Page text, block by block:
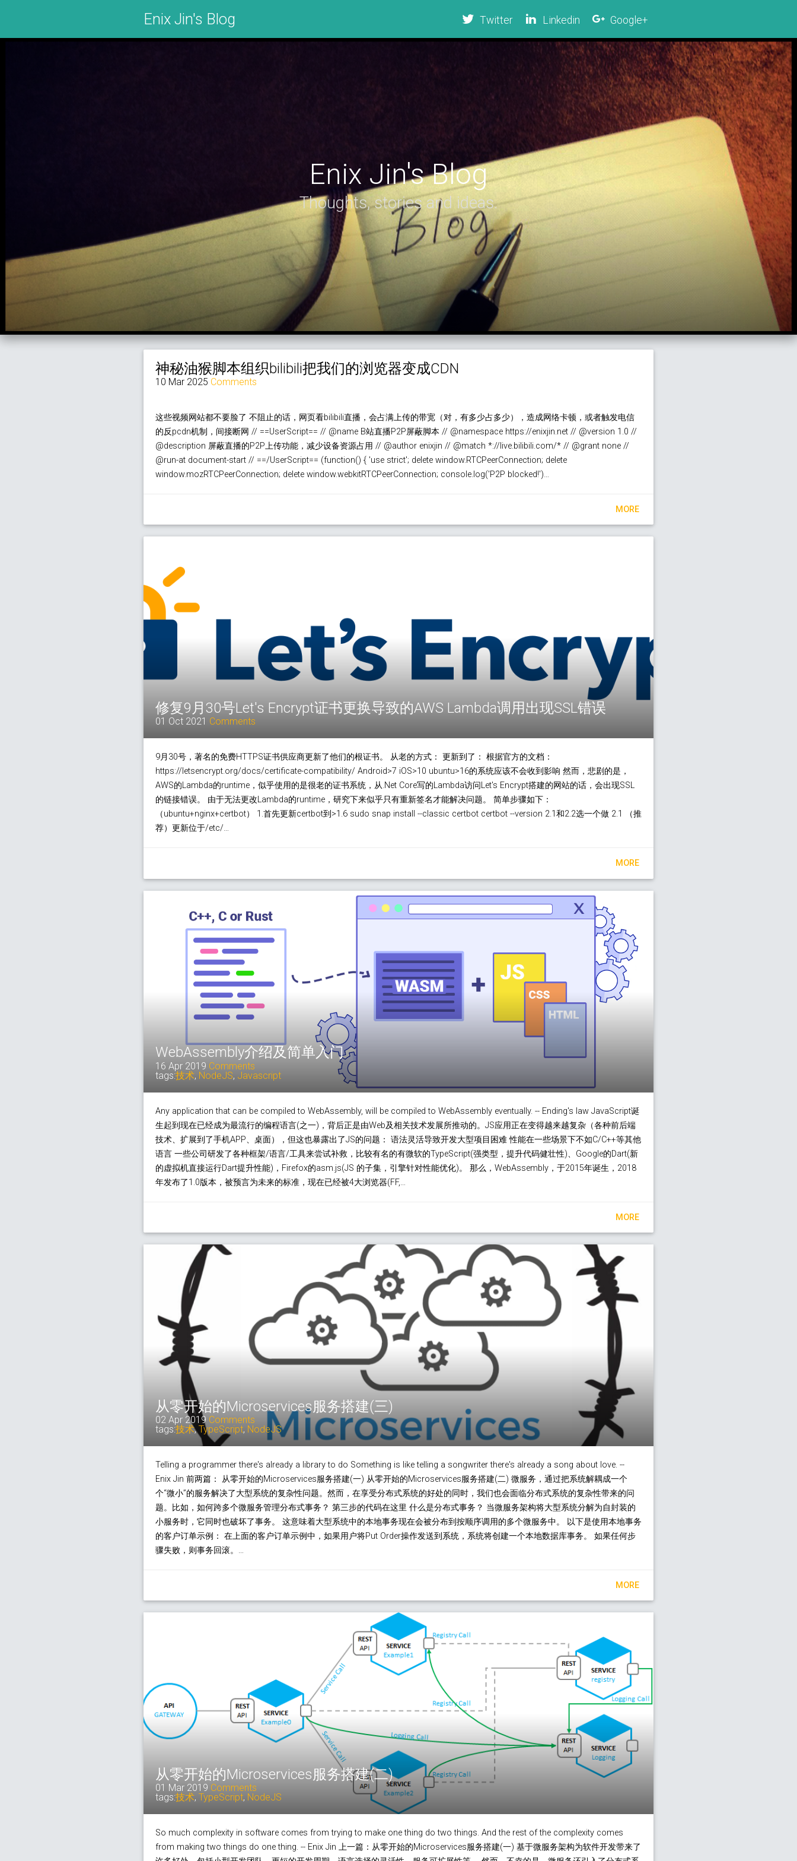
Enix Jin's Blog Twitter Linkedin Google+
Enix Jin's Blog
Thoughts, stories and ideas.
神秘油猴脚本组织bilibili把我们的浏览器变成CDN
10 Mar 2025 Comments
这些视频网站都不要脸了 不阻止的话，网页看bilibili直播，会占满上传的带宽（对，有多少占多少），造成网络卡顿，或者触发电信
的反pcdn机制，间接断网 // ==UserScript== // @name B站直播P2P屏蔽脚本 // @namespace https://enixjin.net // @version 1.0 //
@description 屏蔽直播的P2P上传功能，减少设备资源占用 // @author enixjin // @match *://live.bilibili.com/* // @grant none //
@run-at document-start // ==/UserScript== (function() { 'use strict'; delete window.RTCPeerConnection; delete
window.mozRTCPeerConnection; delete window.webkitRTCPeerConnection; console.log('P2P blocked!')…
MORE
修复9月30号Let's Encrypt证书更换导致的AWS Lambda调用出现SSL错误
01 Oct 2021 Comments
9月30号，著名的免费HTTPS证书供应商更新了他们的根证书。 从老的方式： 更新到了： 根据官方的文档：
https://letsencrypt.org/docs/certificate-compatibility/ Android>7 iOS>10 ubuntu>16的系统应该不会收到影响 然而，悲剧的是，
AWS的Lambda的runtime，似乎使用的是很老的证书系统，从.Net Core写的Lambda访问Let's Encrypt搭建的网站的话，会出现SSL
的链接错误。 由于无法更改Lambda的runtime，研究下来似乎只有重新签名才能解决问题。 简单步骤如下：
（ubuntu+nginx+certbot） 1.首先更新certbot到>1.6 sudo snap install --classic certbot certbot --version 2.1和2.2选一个做 2.1 （推
荐）更新位于/etc/…
MORE
WebAssembly介绍及简单入门
16 Apr 2019 Comments
tags:技术, NodeJS, Javascript
Any application that can be compiled to WebAssembly, will be compiled to WebAssembly eventually. -- Ending's law JavaScript诞
生起到现在已经成为最流行的编程语言(之一)，背后正是由Web及相关技术发展所推动的。JS应用正在变得越来越复杂（各种前后端
技术、扩展到了手机APP、桌面），但这也暴露出了JS的问题： 语法灵活导致开发大型项目困难 性能在一些场景下不如C/C++等其他
语言 一些公司研发了各种框架/语言/工具来尝试补救，比较有名的有微软的TypeScript(强类型，提升代码健壮性)、Google的Dart(新
的虚拟机直接运行Dart提升性能)，Firefox的asm.js(JS 的子集，引擎针对性能优化)。 那么，WebAssembly，于2015年诞生，2018
年发布了1.0版本，被预言为未来的标准，现在已经被4大浏览器(FF,…
MORE
从零开始的Microservices服务搭建(三)
02 Apr 2019 Comments
tags:技术,TypeScript, NodeJS
Telling a programmer there's already a library to do Something is like telling a songwriter there's already a song about love. --
Enix Jin 前两篇： 从零开始的Microservices服务搭建(一) 从零开始的Microservices服务搭建(二) 微服务，通过把系统解耦成一个
个“微小”的服务解决了大型系统的复杂性问题。然而，在享受分布式系统的好处的同时，我们也会面临分布式系统的复杂性带来的问
题。比如，如何跨多个微服务管理分布式事务？ 第三步的代码在这里 什么是分布式事务？ 当微服务架构将大型系统分解为自封装的
小服务时，它同时也破坏了事务。 这意味着大型系统中的本地事务现在会被分布到按顺序调用的多个微服务中。 以下是使用本地事务
的客户订单示例： 在上面的客户订单示例中，如果用户将Put Order操作发送到系统，系统将创建一个本地数据库事务。 如果任何步
骤失败，则事务回滚。…
MORE
从零开始的Microservices服务搭建(二)
01 Mar 2019 Comments
tags:技术, TypeScript, NodeJS
So much complexity in software comes from trying to make one thing do two things. And the rest of the complexity comes
from making two things do one thing. -- Enix Jin 上一篇：从零开始的Microservices服务搭建(一) 基于微服务架构为软件开发带来了